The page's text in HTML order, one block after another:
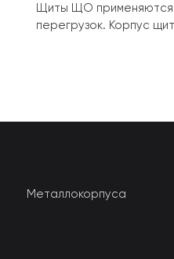
Щиты ЩО применяются
перегрузок. Корпус
Металлокорпуса